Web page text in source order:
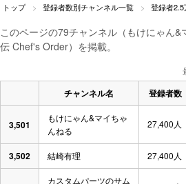
トップ 登録者数別チャンネル一覧 登録者2.5
このページの79チャンネル（もけにゃん
伝 Chef's Order）を掲載。
チャンネル名 登録者数
3,501
もけにゃん&マイちゃ
んねる
27,400人
3,502 結崎有理 27,400人
カスタムパーツのサム